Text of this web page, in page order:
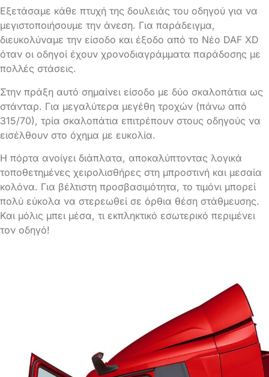
Εξετάσαμε κάθε πτυχή της δουλειάς του οδηγού για να
μεγιστοποιήσουμε την άνεση. Για παράδειγμα,
διευκολύναμε την είσοδο και έξοδο από το Νέο DAF XD
όταν οι οδηγοί έχουν χρονοδιαγράμματα παράδοσης με
πολλές στάσεις.
Στην πράξη αυτό σημαίνει είσοδο με δύο σκαλοπάτια ως
στάνταρ. Για μεγαλύτερα μεγέθη τροχών (πάνω από
315/70), τρία σκαλοπάτια επιτρέπουν στους οδηγούς να
εισέλθουν στο όχημα με ευκολία.
Η πόρτα ανοίγει διάπλατα, αποκαλύπτοντας λογικά
τοποθετημένες χειρολισθήρες στη μπροστινή και μεσαία
κολόνα. Για βέλτιστη προσβασιμότητα, το τιμόνι μπορεί
πολύ εύκολα να στερεωθεί σε όρθια θέση στάθμευσης.
Και μόλις μπει μέσα, τι εκπληκτικό εσωτερικό περιμένει
τον οδηγό!